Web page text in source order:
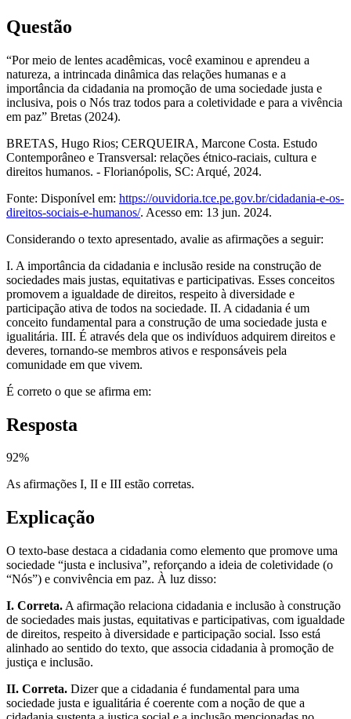
Questão
“Por meio de lentes acadêmicas, você examinou e aprendeu a
natureza, a intrincada dinâmica das relações humanas e a
importância da cidadania na promoção de uma sociedade justa e
inclusiva, pois o Nós traz todos para a coletividade e para a vivência
em paz” Bretas (2024).
BRETAS, Hugo Rios; CERQUEIRA, Marcone Costa. Estudo
Contemporâneo e Transversal: relações étnico-raciais, cultura e
direitos humanos. - Florianópolis, SC: Arqué, 2024.
Fonte: Disponível em: https://ouvidoria.tce.pe.gov.br/cidadania-e-os-
direitos-sociais-e-humanos/. Acesso em: 13 jun. 2024.
Considerando o texto apresentado, avalie as afirmações a seguir:
I. A importância da cidadania e inclusão reside na construção de
sociedades mais justas, equitativas e participativas. Esses conceitos
promovem a igualdade de direitos, respeito à diversidade e
participação ativa de todos na sociedade. II. A cidadania é um
conceito fundamental para a construção de uma sociedade justa e
igualitária. III. É através dela que os indivíduos adquirem direitos e
deveres, tornando-se membros ativos e responsáveis pela
comunidade em que vivem.
É correto o que se afirma em:
Resposta
92%
As afirmações I, II e III estão corretas.
Explicação
O texto-base destaca a cidadania como elemento que promove uma
sociedade “justa e inclusiva”, reforçando a ideia de coletividade (o
“Nós”) e convivência em paz. À luz disso:
I. Correta. A afirmação relaciona cidadania e inclusão à construção
de sociedades mais justas, equitativas e participativas, com igualdade
de direitos, respeito à diversidade e participação social. Isso está
alinhado ao sentido do texto, que associa cidadania à promoção de
justiça e inclusão.
II. Correta. Dizer que a cidadania é fundamental para uma
sociedade justa e igualitária é coerente com a noção de que a